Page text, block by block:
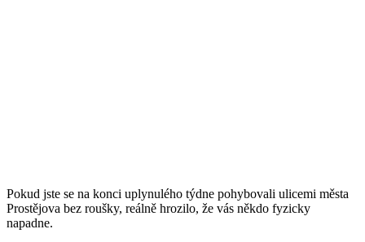
Pokud jste se na konci uplynulého týdne pohybovali ulicemi města
Prostějova bez roušky, reálně hrozilo, že vás někdo fyzicky
napadne.